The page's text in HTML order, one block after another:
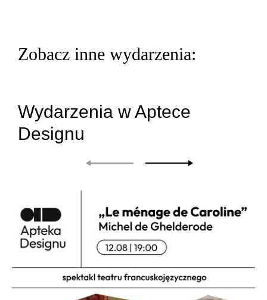
Zobacz inne wydarzenia:
Wydarzenia w Aptece
Designu